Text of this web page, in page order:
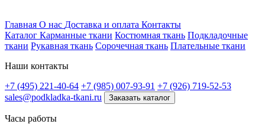
Главная О нас Доставка и оплата Контакты
Каталог Карманные ткани Костюмная ткань Подкладочные
ткани Рукавная ткань Сорочечная ткань Плательные ткани
Наши контакты
+7 (495) 221-40-64 +7 (985) 007-93-91 +7 (926) 719-52-53
sales@podkladka-tkani.ru
Заказать каталог
Часы работы